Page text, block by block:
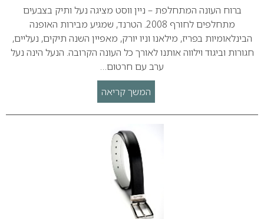
ברוח העונה המתחלפת – ניין ווסט מציגה נעל ותיק בצבעים
מתחלפים לחורף 2008. הטרנד, שמגיע מבירות האופנה
הבינלאומיות בפריז, מילאנו וניו יורק, מאפיין השנה תיקים, נעליים,
חגורות וביגוד וילווה אותנו לאורך כל העונה הקרובה. הנעל הינה נעל
ערב עם חרטום…
המשך קריאה